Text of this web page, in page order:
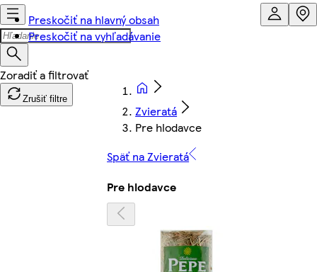
Preskočiť na hlavný obsah
Preskočiť na vyhľadávanie
Zrušiť filtre
Zvieratá
Pre hlodavce
Späť na Zvieratá
Pre hlodavce